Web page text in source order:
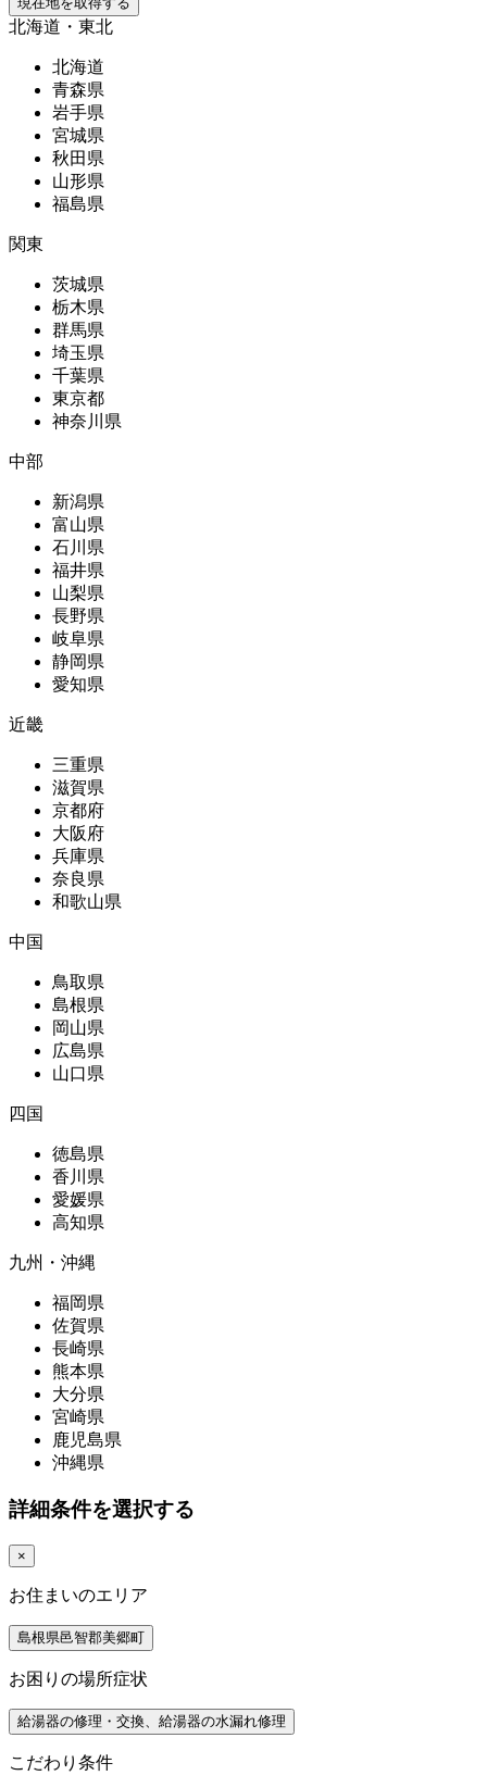
北海道・東北
北海道
青森県
岩手県
宮城県
秋田県
山形県
福島県
関東
茨城県
栃木県
群馬県
埼玉県
千葉県
東京都
神奈川県
中部
新潟県
富山県
石川県
福井県
山梨県
長野県
岐阜県
静岡県
愛知県
近畿
三重県
滋賀県
京都府
大阪府
兵庫県
奈良県
和歌山県
中国
鳥取県
島根県
岡山県
広島県
山口県
四国
徳島県
香川県
愛媛県
高知県
九州・沖縄
福岡県
佐賀県
長崎県
熊本県
大分県
宮崎県
鹿児島県
沖縄県
詳細条件を選択する
×
お住まいのエリア
島根県邑智郡美郷町
お困りの場所症状
給湯器の修理・交換、給湯器の水漏れ修理
こだわり条件